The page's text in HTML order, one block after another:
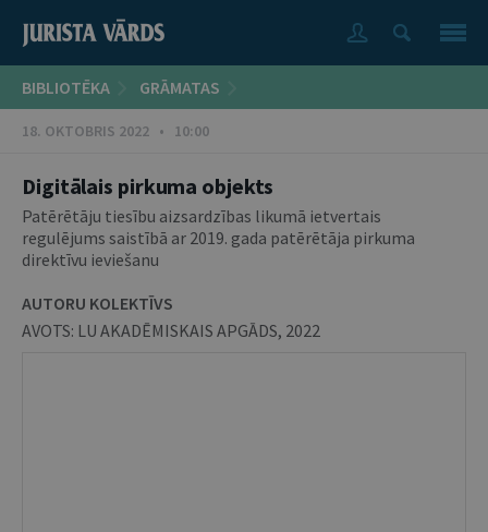
BIBLIOTĒKA GRĀMATAS
18. OKTOBRIS 2022 • 10:00
Digitālais pirkuma objekts
Patērētāju tiesību aizsardzības likumā ietvertais
regulējums saistībā ar 2019. gada patērētāja pirkuma
direktīvu ieviešanu
AUTORU KOLEKTĪVS
AVOTS: LU AKADĒMISKAIS APGĀDS, 2022